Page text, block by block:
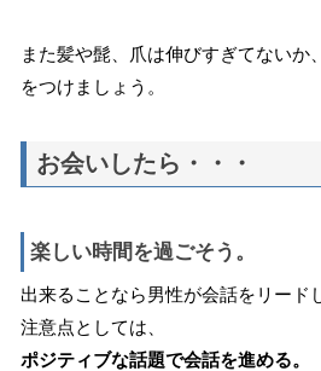
また髪や髭、爪は伸びすぎてないか
をつけましょう。
お会いしたら・・・
楽しい時間を過ごそう。
出来ることなら男性が会話をリード
注意点としては、
ポジティブな話題で会話を進める。